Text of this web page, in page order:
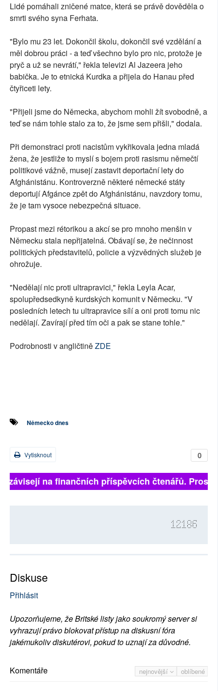
Lidé pomáhali zničené matce, která se právě dověděla o
smrti svého syna Ferhata.
"Bylo mu 23 let. Dokončil školu, dokončil své vzdělání a
měl dobrou práci - a teď všechno bylo pro nic, protože je
pryč a už se nevrátí," řekla televizi Al Jazeera jeho
babička. Je to etnická Kurdka a přijela do Hanau před
čtyřiceti lety.
"Přijeli jsme do Německa, abychom mohli žít svobodně, a
teď se nám tohle stalo za to, že jsme sem přišli," dodala.
Při demonstraci proti nacistům vykřikovala jedna mladá
žena, že jestliže to myslí s bojem proti rasismu němečtí
politikové vážně, musejí zastavit deportační lety do
Afghánistánu. Kontroverzně některé německé státy
deportují Afgánce zpět do Afghánistánu, navzdory tomu,
že je tam vysoce nebezpečná situace.
Propast mezi rétorikou a akcí se pro mnoho menšin v
Německu stala nepřijatelná. Obávají se, že nečinnost
politických představitelů, policie a výzvědných služeb je
ohrožuje.
"Nedělají nic proti ultrapravici," řekla Leyla Acar,
spolupředsedkyně kurdských komunit v Německu. "V
posledních letech tu ultrapravice sílí a oni proti tomu nic
nedělají. Zavírají před tím oči a pak se stane tohle."
Podrobnosti v angličtiněZDE
Německo dnes
0
Vytisknout
na finančních příspěvcích čtenářů.
12186
Diskuse
Přihlásit
Upozorňujeme, že Britské listy jako soukromý server si
vyhrazují právo blokovat přístup na diskusní fóra
jakémukoliv diskutérovi, pokud to uznají za důvodné.
nejnovější oblíbené
Komentáře